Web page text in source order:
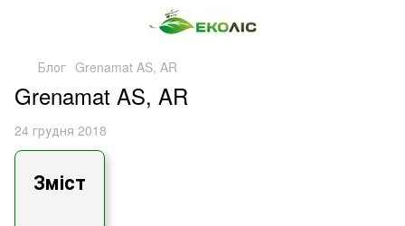
Блог Grenamat AS, AR
Grenamat AS, AR
24 грудня 2018
Зміст